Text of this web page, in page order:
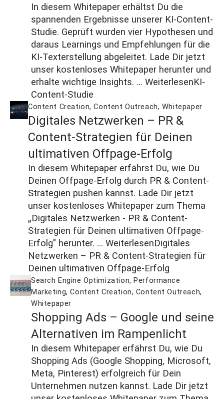
In diesem Whitepaper erhältst Du die
spannenden Ergebnisse unserer KI-Content-
Studie. Geprüft wurden vier Hypothesen und
daraus Learnings und Empfehlungen für die
KI-Texterstellung abgeleitet. Lade Dir jetzt
unser kostenloses Whitepaper herunter und
erhalte wichtige Insights. ... WeiterlesenKI-
Content-Studie
Content Creation,Content Outreach, Whitepaper
Digitales Netzwerken – PR &
Content-Strategien für Deinen
ultimativen Offpage-Erfolg
In diesem Whitepaper erfährst Du, wie Du
Deinen Offpage-Erfolg durch PR & Content-
Strategien pushen kannst. Lade Dir jetzt
unser kostenloses Whitepaper zum Thema
„Digitales Netzwerken - PR & Content-
Strategien für Deinen ultimativen Offpage-
Erfolg" herunter. ... WeiterlesenDigitales
Netzwerken – PR & Content-Strategien für
Deinen ultimativen Offpage-Erfolg
Search Engine Optimization, Performance
Marketing,Content Creation, Content Outreach,
Whitepaper
Shopping Ads – Google und seine
Alternativen im Rampenlicht
In diesem Whitepaper erfährst Du, wie Du
Shopping Ads (Google Shopping, Microsoft,
Meta, Pinterest) erfolgreich für Dein
Unternehmen nutzen kannst. Lade Dir jetzt